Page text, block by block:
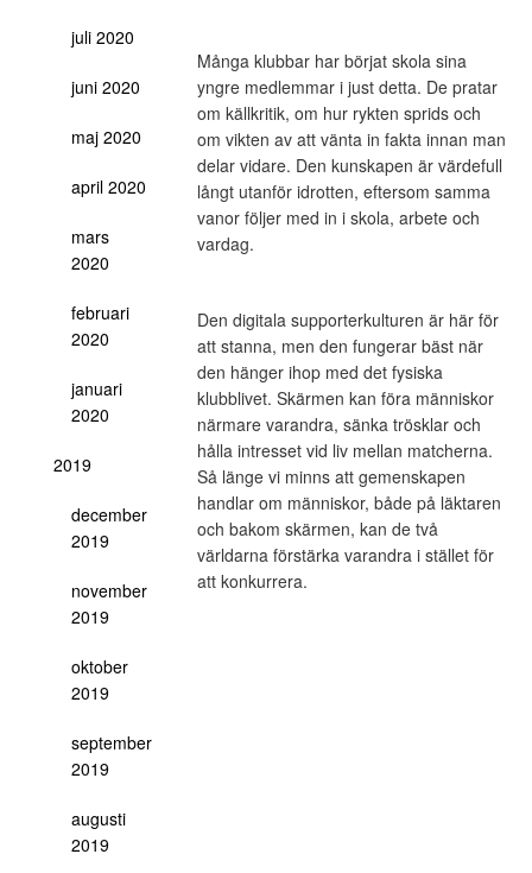
juli 2020
juni 2020
maj 2020
april 2020
mars
2020
februari
2020
januari
2020
2019
december
2019
november
2019
oktober
2019
september
2019
augusti
2019
Många klubbar har börjat skola sina
yngre medlemmar i just detta. De pratar
om källkritik, om hur rykten sprids och
om vikten av att vänta in fakta innan man
delar vidare. Den kunskapen är värdefull
långt utanför idrotten, eftersom samma
vanor följer med in i skola, arbete och
vardag.
Den digitala supporterkulturen är här för
att stanna, men den fungerar bäst när
den hänger ihop med det fysiska
klubblivet. Skärmen kan föra människor
närmare varandra, sänka trösklar och
hålla intresset vid liv mellan matcherna.
Så länge vi minns att gemenskapen
handlar om människor, både på läktaren
och bakom skärmen, kan de två
världarna förstärka varandra i stället för
att konkurrera.